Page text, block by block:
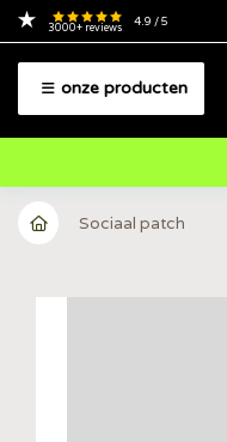
3000+reviews 4.9 / 5
onze producten
Sociaal patch